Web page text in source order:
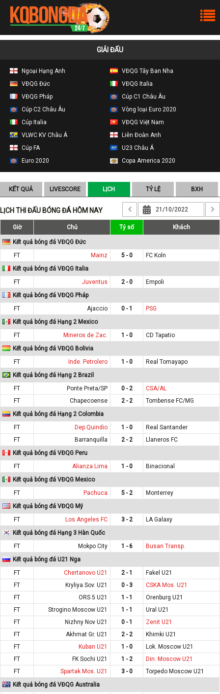
GIẢI ĐẤU
Ngoại Hạng Anh
VĐQG Tây Ban Nha
VĐQG Đức
VĐQG Italia
VĐQG Pháp
Cúp C1 Châu Âu
Cúp C2 Châu Âu
Vòng loại Euro 2020
Cúp Italia
VĐQG Việt Nam
VLWC KV Châu Á
Liên Đoàn Anh
Cúp FA
U23 Châu Á
Euro 2020
Copa America 2020
KẾT QUẢ LIVESCORE LỊCH TỶ LỆ BXH
LỊCH THI ĐẤU BÓNG ĐÁ HÔM NAY
Giờ Chủ Tỷ số Khách
Kết quả bóng đá VĐQG Đức
FT
Mainz 5 - 0
FC Koln
Kết quả bóng đá VĐQG Italia
FT
Juventus 2 - 0
Empoli
Kết quả bóng đá VĐQG Pháp
FT
Ajaccio 0 - 1
PSG
Kết quả bóng đá Hạng 2 Mexico
FT
Mineros de Zac. 1 - 0
CD Tapatio
Kết quả bóng đá VĐQG Bolivia
FT
Inde. Petrolero 1 - 0
Real Tomayapo
Kết quả bóng đá Hạng 2 Brazil
FT
Ponte Preta/SP 0 - 2
CSA/AL
FT
Chapecoense 2 - 2
Tombense FC/MG
Kết quả bóng đá Hạng 2 Colombia
FT
Dep.Quindio 1 - 0
Real Santander
FT
Barranquilla 2 - 2
Llaneros FC
Kết quả bóng đá VĐQG Peru
FT
Alianza Lima 1 - 0
Binacional
Kết quả bóng đá VĐQG Mexico
FT
Pachuca 5 - 2
Monterrey
Kết quả bóng đá VĐQG Mỹ
FT
Los Angeles FC 3 - 2
LA Galaxy
Kết quả bóng đá Hạng 3 Hàn Quốc
FT
Mokpo City 1 - 6
Busan Transp.
Kết quả bóng đá U21 Nga
FT
Chertanovo U21 2 - 1
Fakel U21
FT
Kryliya Sov. U21 0 - 3
CSKA Mos. U21
FT
ORS 5 U21 1 - 1
Orenburg U21
FT
Strogino Moscow U21 1 - 1
Ural U21
FT
Nizhny Nov U21 0 - 1
Zenit U21
FT
Akhmat Gr. U21 2 - 2
Khimki U21
FT
Kuban U21 1 - 0
Lok. Moscow U21
FT
FK Sochi U21 1 - 2
Din. Moscow U21
FT
Spartak Mos. U21 3 - 0
Torpedo Moscow U21
Kết quả bóng đá VĐQG Australia